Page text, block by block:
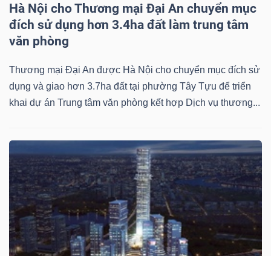
Hà Nội cho Thương mại Đại An chuyển mục
đích sử dụng hơn 3.4ha đất làm trung tâm
văn phòng
Thương mại Đại An được Hà Nội cho chuyển mục đích sử
dụng và giao hơn 3.7ha đất tại phường Tây Tựu để triển
khai dự án Trung tâm văn phòng kết hợp Dịch vụ thương...
Tin
tức
(-)
Bài
viết
tác
giả
(-)
Báo
cáo
phân